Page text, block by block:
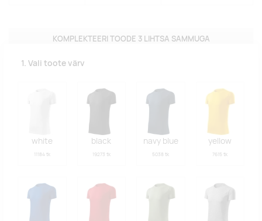
KOMPLEKTEERI TOODE 3 LIHTSA SAMMUGA
1. Vali toote värv
white
11184 tk
black
19273 tk
navy blue
5038 tk
yellow
7615 tk